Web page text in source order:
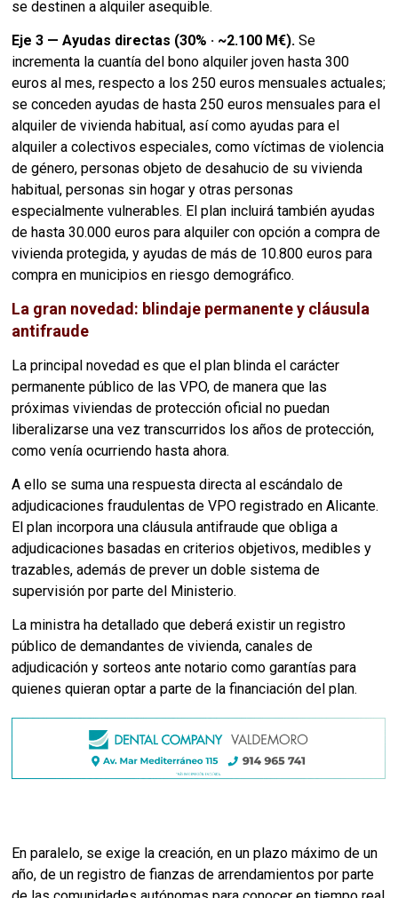
se destinen a alquiler asequible.
Eje 3 — Ayudas directas (30% · ~2.100 M€). Se
incrementa la cuantía del bono alquiler joven hasta 300
euros al mes, respecto a los 250 euros mensuales actuales;
se conceden ayudas de hasta 250 euros mensuales para el
alquiler de vivienda habitual, así como ayudas para el
alquiler a colectivos especiales, como víctimas de violencia
de género, personas objeto de desahucio de su vivienda
habitual, personas sin hogar y otras personas
especialmente vulnerables. El plan incluirá también ayudas
de hasta 30.000 euros para alquiler con opción a compra de
vivienda protegida, y ayudas de más de 10.800 euros para
compra en municipios en riesgo demográfico.
La gran novedad: blindaje permanente y cláusula
antifraude
La principal novedad es que el plan blinda el carácter
permanente público de las VPO, de manera que las
próximas viviendas de protección oficial no puedan
liberalizarse una vez transcurridos los años de protección,
como venía ocurriendo hasta ahora.
A ello se suma una respuesta directa al escándalo de
adjudicaciones fraudulentas de VPO registrado en Alicante.
El plan incorpora una cláusula antifraude que obliga a
adjudicaciones basadas en criterios objetivos, medibles y
trazables, además de prever un doble sistema de
supervisión por parte del Ministerio.
La ministra ha detallado que deberá existir un registro
público de demandantes de vivienda, canales de
adjudicación y sorteos ante notario como garantías para
quienes quieran optar a parte de la financiación del plan.
En paralelo, se exige la creación, en un plazo máximo de un
año, de un registro de fianzas de arrendamientos por parte